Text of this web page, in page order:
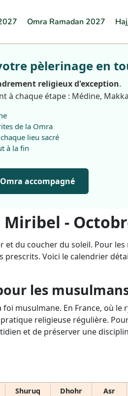
Omra Ramadan 2027
pèlerinage en
religieux d'exception.
à chaque étape : Médine,
de la Omra
lieu sacré
à la fin
accompagné
-
du coucher du soleil. Pour
Voici le calendrier
les
musulmane. En France, où
religieuse régulière.
et de préserver une
Shuruq Dhohr Asr